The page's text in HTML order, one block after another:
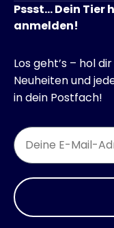
Pssst... Dein
anmelden!
Los geht’s – hol
Neuheiten und
in dein Postfach!
Email